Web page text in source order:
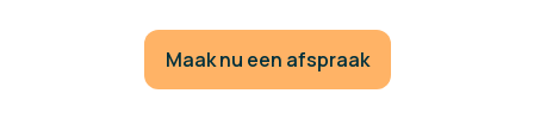
Maak nu een afspraak